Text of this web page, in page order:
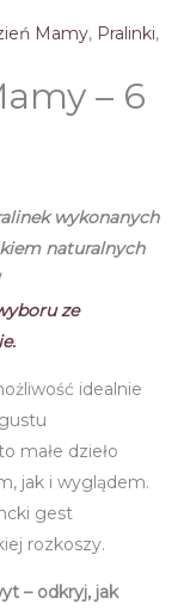
Mamy, Pralinki,
– 6
wykonanych
naturalnych
ze
idealnie
małe dzieło
jak i wyglądem.
gest
rozkoszy.
– odkryj, jak